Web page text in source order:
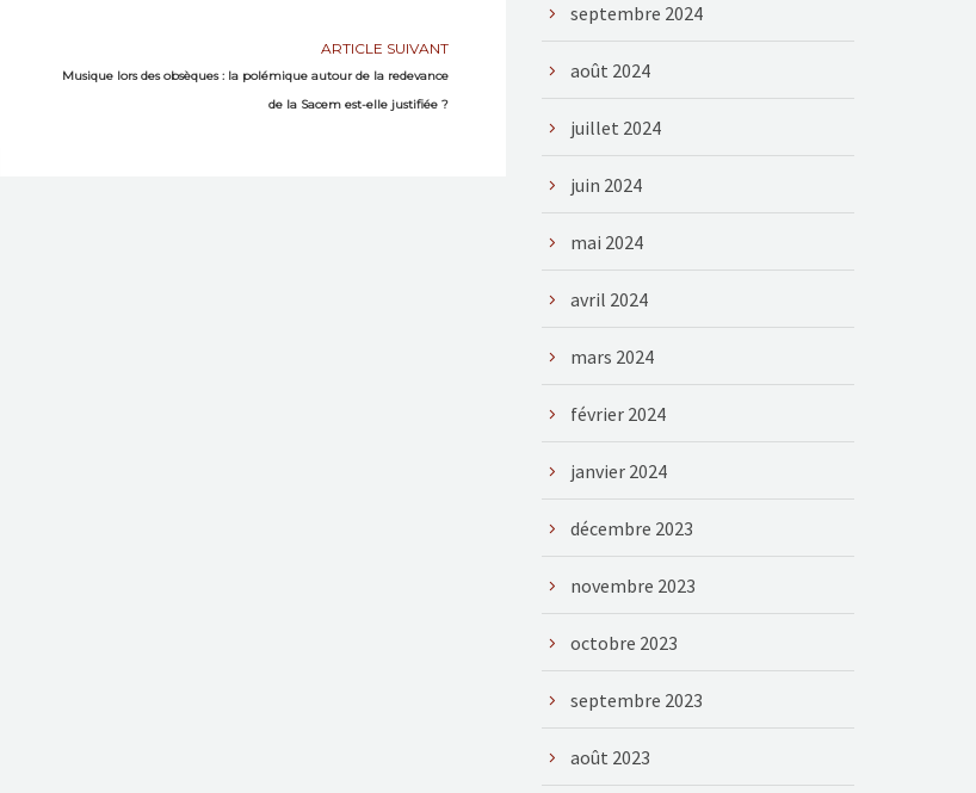
ARTICLE SUIVANT
Musique lors des obsèques : la polémique autour de la redevance
de la Sacem est-elle justifiée ?
septembre 2024
août 2024
juillet 2024
juin 2024
mai 2024
avril 2024
mars 2024
février 2024
janvier 2024
décembre 2023
novembre 2023
octobre 2023
septembre 2023
août 2023